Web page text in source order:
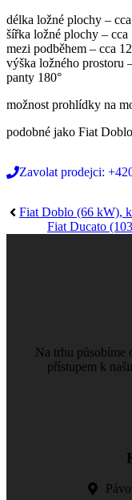
délka ložné plochy –
šířka ložné plochy – cca
mezi podběhem – cca
výška ložného prostoru
panty 180°
možnost prohlídky na
podobné jako Fiat Doblo
Zavolat prodejci:
Fiat Doblo (66 kW),
Fiat Ducato
Na trhu působíme
přístupem k